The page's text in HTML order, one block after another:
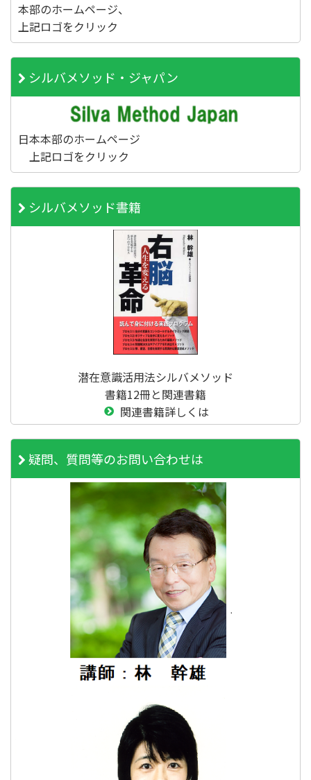
本部のホームページ、
上記ロゴをクリック
シルバメソッド・ジャパン
日本本部のホームページ
上記ロゴをクリック
シルバメソッド書籍
潜在意識活用法シルバメソッド
書籍12冊と関連書籍
関連書籍詳しくは
疑問、質問等のお問い合わせは